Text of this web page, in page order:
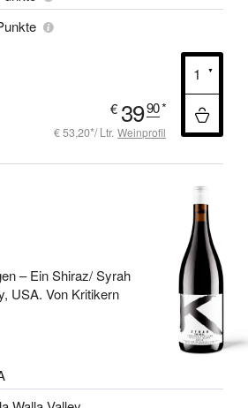
€ 3990*
€ 53,20*/ Ltr. Weinprofil
–Ein Shiraz/ Syrah
USA. Von Kritikern